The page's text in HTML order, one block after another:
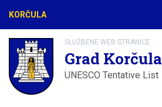
KORČULA
SLUŽBENE WEB STRANICE
Grad Korčula
UNESCO Tentative List